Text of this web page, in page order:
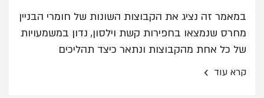
במאמר זה נציג את הקבוצות השונות של חומרי הבניין
מחרס שנמצאו בחפירות קשת וילסון, נדון במשמעויות
של כל אחת מהקבוצות ונתאר כיצד תהליכים
קרא עוד ›